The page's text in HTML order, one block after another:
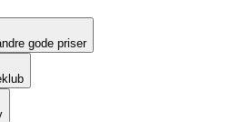
gode priser